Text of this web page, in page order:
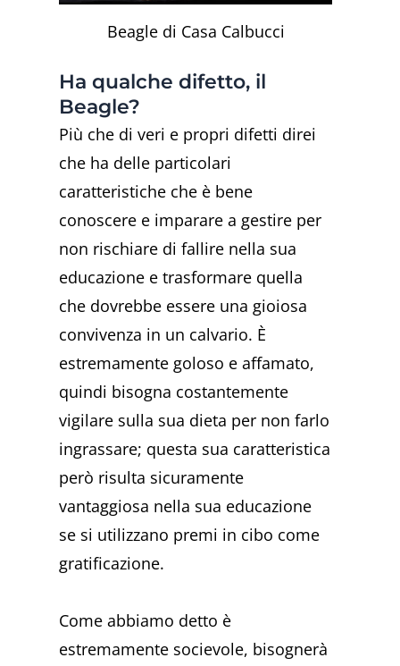
Beagle di Casa Calbucci
Ha qualche difetto, il
Beagle?
Più che di veri e propri difetti direi
che ha delle particolari
caratteristiche che è bene
conoscere e imparare a gestire per
non rischiare di fallire nella sua
educazione e trasformare quella
che dovrebbe essere una gioiosa
convivenza in un calvario. È
estremamente goloso e affamato,
quindi bisogna costantemente
vigilare sulla sua dieta per non farlo
ingrassare; questa sua caratteristica
però risulta sicuramente
vantaggiosa nella sua educazione
se si utilizzano premi in cibo come
gratificazione.
Come abbiamo detto è
estremamente socievole, bisognerà